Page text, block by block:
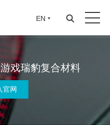
EN
戏瑞豹复合材料
官网